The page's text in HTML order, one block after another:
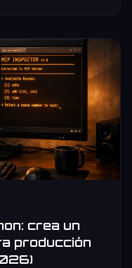
crea un
producción